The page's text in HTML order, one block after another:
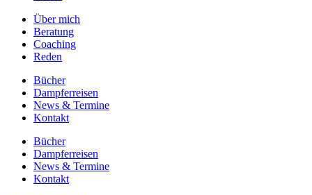
Über mich
Beratung
Coaching
Reden
Bücher
Dampferreisen
News & Termine
Kontakt
Bücher
Dampferreisen
News & Termine
Kontakt